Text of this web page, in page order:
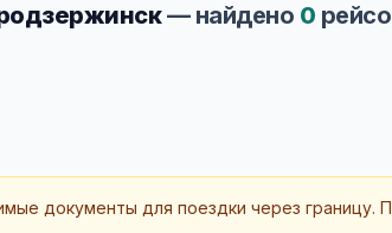
— найдено 0
документы для поездки через границу.